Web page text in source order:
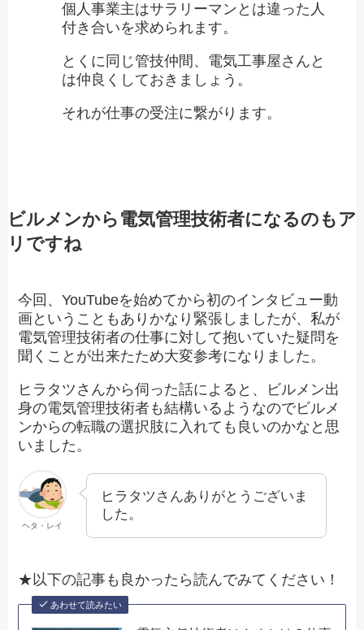
個人事業主はサラリーマンとは違った人
付き合いを求められます。
とくに同じ管技仲間、電気工事屋さんと
は仲良くしておきましょう。
それが仕事の受注に繋がります。
ビルメンから電気管理技術者になるのもア
リですね
今回、YouTubeを始めてから初のインタビュー動
画ということもありかなり緊張しましたが、私が
電気管理技術者の仕事に対して抱いていた疑問を
聞くことが出来たため大変参考になりました。
ヒラタツさんから伺った話によると、ビルメン出
身の電気管理技術者も結構いるようなのでビルメ
ンからの転職の選択肢に入れても良いのかなと思
いました。
ヘタ・レイ
ヒラタツさんありがとうございま
した。
★以下の記事も良かったら読んでみてください！
あわせて読みたい